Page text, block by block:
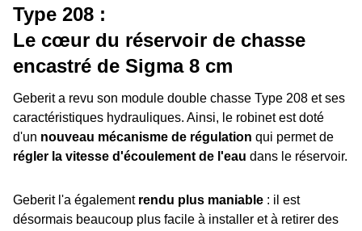
Type 208 :
Le cœur du réservoir de chasse
encastré de Sigma 8 cm
Geberit a revu son module double chasse Type 208 et ses
caractéristiques hydrauliques. Ainsi, le robinet est doté
d'un nouveau mécanisme de régulation qui permet de
régler la vitesse d'écoulement de l'eau dans le réservoir.
Geberit l'a également rendu plus maniable : il est
désormais beaucoup plus facile à installer et à retirer des